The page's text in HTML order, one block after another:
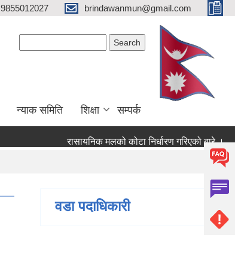
9855012027 brindawanmun@gmail.com
न्याक समिति शिक्षा सम्पर्क
रासायनिक मलको कोटा निर्धारण गरिएको बारे ।
वडा पदाधिकारी